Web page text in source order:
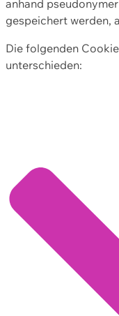
anhand
gespeichert werden,
Die folgenden
unterschieden: